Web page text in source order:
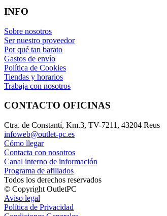
INFO
Sobre nosotros
Ser nuestro proveedor
Por qué tan barato
Gastos de envío
Política de Cookies
Tiendas y horarios
Trabaja con nosotros
CONTACTO OFICINAS
Ctra. de Constantí, Km.3, TV-7211, 43204 Reus
infoweb@outlet-pc.es
Cómo llegar
Contacta con nosotros
Canal interno de información
Programa de afiliados
Todos los derechos reservados
© Copyright OutletPC
Aviso legal
Política de Privacidad